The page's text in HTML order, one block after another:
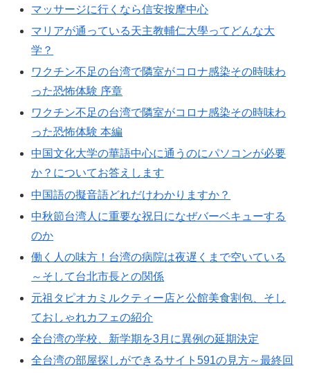
マッサージに行くなら信安按摩中心
マリアが通っている天主教輔仁大學ってどんな大
学？
ワクチン不足の台湾で隣室がコロナ感染その時味わ
った恐怖体験 序章
ワクチン不足の台湾で隣室がコロナ感染その時味わ
った恐怖体験 本編
中国文化大学の華語中心に通うのにパソコンが必要
か？についてお答えします
中国語の擬音語どれだけわかりますか？
中秋節台湾人に重要な祝日になぜバーベキューする
のか
働く人の味方！台湾の病院は夜遅くまで空いている
～そして台北市長との関係
元祖タピオカミルクティー店と公館美食割包、そし
ておしゃれカフェの紹介
全台湾の学校、新学期を3月に異例の延期決定
全台湾の部屋探しができるサイト591の見方～最終回